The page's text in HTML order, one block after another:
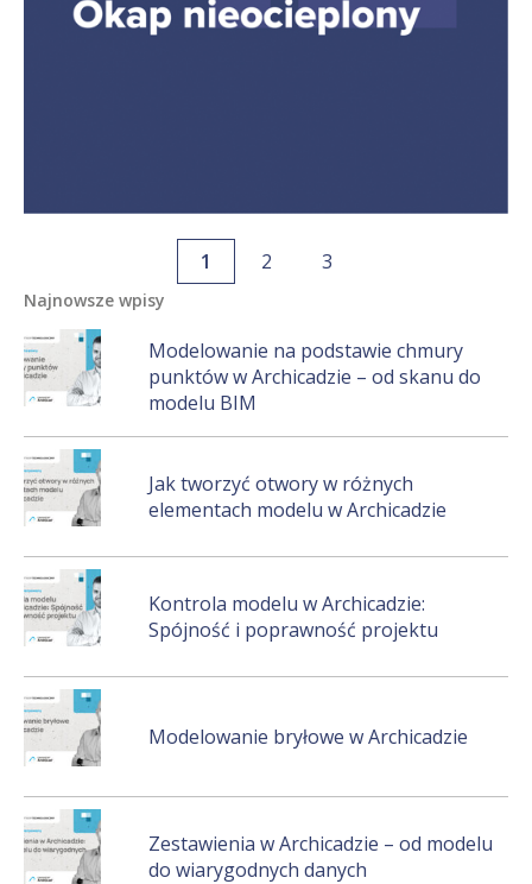
1 2 3
Najnowsze wpisy
Modelowanie na podstawie chmury
punktów w Archicadzie – od skanu do
modelu BIM
Jak tworzyć otwory w różnych
elementach modelu w Archicadzie
Kontrola modelu w Archicadzie:
Spójność i poprawność projektu
Modelowanie bryłowe w Archicadzie
Zestawienia w Archicadzie – od modelu
do wiarygodnych danych